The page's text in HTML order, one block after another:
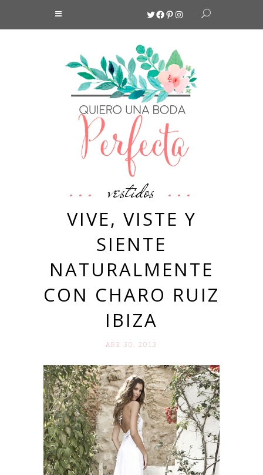
Twitter
Facebook
Pinterest
Instagram
vestidos
VIVE, VISTE Y
SIENTE
NATURALMENTE
CON CHARO RUIZ
IBIZA
ABR 30. 2013